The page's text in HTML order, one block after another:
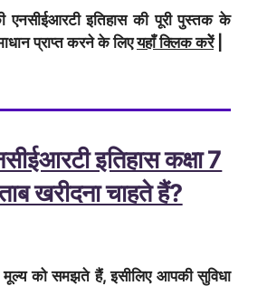
एनसीईआरटी इतिहास की पूरी पुस्तक के
प्राप्त करने के लिएयहाँ क्लिक करेें|
इतिहास कक्षा 7
खरीदना चाहते हैं?
को समझते हैं, इसीलिए आपकी सुविधा